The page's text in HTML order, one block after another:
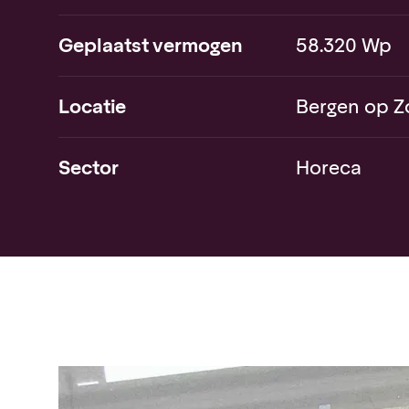
Geplaatst vermogen 58.320 Wp
Locatie Bergen op
Sector Horeca